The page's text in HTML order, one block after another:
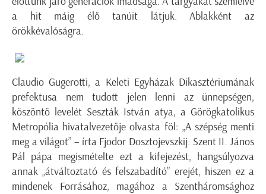
a hit máig élő tanúit látjuk. Ablakként az
örökkévalóságra.
Claudio Gugerotti, a Keleti Egyházak Dikasztériumának
prefektusa nem tudott jelen lenni az ünnepségen,
köszöntő levelét Seszták István atya, a Görögkatolikus
Metropólia hivatalvezetője olvasta föl: „A szépség menti
meg a világot” – írta Fjodor Dosztojevszkij. Szent II. János
Pál pápa megismételte ezt a kifejezést, hangsúlyozva
annak „átváltoztató és felszabadító” erejét, hiszen ez a
mindenek Forrásához, magához a Szentháromsághoz